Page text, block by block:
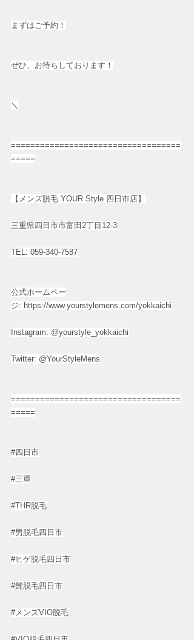
まずはご予約！
ぜひ、お待ちしております！
＼
===================================
=====
【メンズ脱毛 YOUR Style 四日市店】
三重県四日市市富田2丁目12-3
TEL: 059-340-7587
公式ホームペー
ジ: https://www.yourstylemens.com/yokkaichi
Instagram: @yourstyle_yokkaichi
Twitter: @YourStyleMens
===================================
=====
#四日市
#三重
#THR脱毛
#男脱毛四日市
#ヒゲ脱毛四日市
#髭脱毛四日市
#メンズVIO脱毛